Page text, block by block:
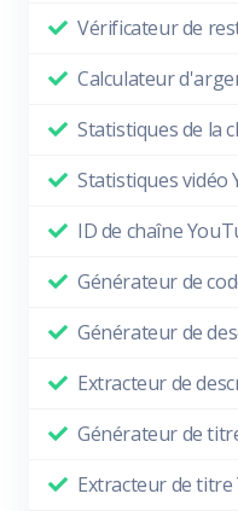
Vérificateur de
Calculateur
Statistiques de la
Statistiques vidéo
ID de chaîne
Générateur de
Générateur de
Extracteur de
Générateur de
Extracteur de